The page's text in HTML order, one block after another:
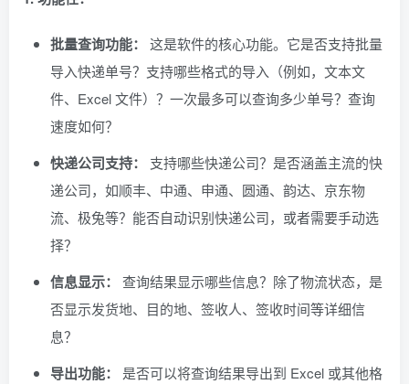
批量查询功能：
这是软件的核心功能。它是否支持批量
导入快递单号？支持哪些格式的导入（例如，文本文
件、Excel 文件）？一次最多可以查询多少单号？查询
速度如何？
快递公司支持：
支持哪些快递公司？是否涵盖主流的快
递公司，如顺丰、中通、申通、圆通、韵达、京东物
流、极兔等？能否自动识别快递公司，或者需要手动选
择？
信息显示：
查询结果显示哪些信息？除了物流状态，是
否显示发货地、目的地、签收人、签收时间等详细信
息？
导出功能：
是否可以将查询结果导出到 Excel 或其他格